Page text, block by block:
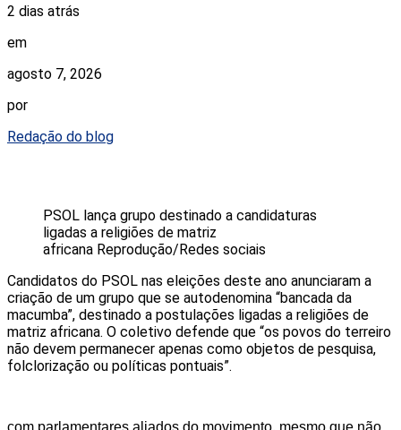
2 dias atrás
em
agosto 7, 2026
por
Redação do blog
PSOL lança grupo destinado a candidaturas
ligadas a religiões de matriz
africana Reprodução/Redes sociais
Candidatos do PSOL nas eleições deste ano anunciaram a
criação de um grupo que se autodenomina “bancada da
macumba”, destinado a postulações ligadas a religiões de
matriz africana. O coletivo defende que “os povos do terreiro
não devem permanecer apenas como objetos de pesquisa,
folclorização ou políticas pontuais”.
com parlamentares aliados do movimento, mesmo que não